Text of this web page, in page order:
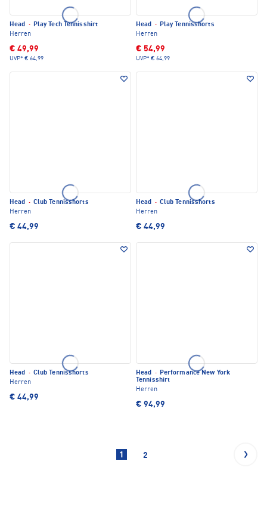
Head · Play Tech Tennisshirt
Herren
€ 49,99
UVP* € 64,99
Head · Play Tennisshorts
Herren
€ 54,99
UVP* € 64,99
Head · Club Tennisshorts
Herren
€ 44,99
Head · Club Tennisshorts
Herren
€ 44,99
Head · Club Tennisshorts
Herren
€ 44,99
Head · Performance New York
Tennisshirt
Herren
€ 94,99
1 2